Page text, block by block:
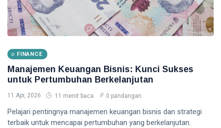
2026
GOLD
INVESTMENT
Investasi
Investasi
Lain -
Panduan
Lengkap
07
Aug,
2026
Tags
T
FINANCE
Manajemen Keuangan Bisnis: Kunci Sukses
untuk Pertumbuhan Berkelanjutan
11 Apr, 2026 11 menit baca 0 pandangan
Pelajari pentingnya manajemen keuangan bisnis dan strategi
terbaik untuk mencapai pertumbuhan yang berkelanjutan.